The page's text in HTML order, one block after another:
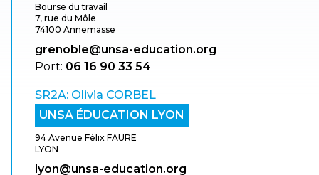
Bourse du travail
7, rue du Môle
74100 Annemasse
grenoble@unsa-education.org
Port: 06 16 90 33 54
SR2A: Olivia CORBEL
UNSA ÉDUCATION LYON
94 Avenue Félix FAURE
LYON
lyon@unsa-education.org